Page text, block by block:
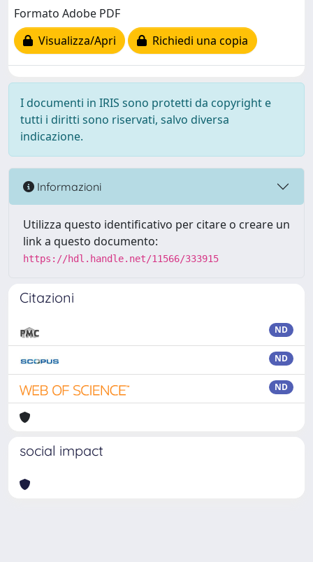
Formato Adobe PDF
Visualizza/Apri
Richiedi una copia
I documenti in IRIS sono protetti da copyright e
tutti i diritti sono riservati, salvo diversa
indicazione.
Informazioni
Utilizza questo identificativo per citare o creare un
link a questo documento:
https://hdl.handle.net/11566/333915
Citazioni
ND
ND
ND
social impact